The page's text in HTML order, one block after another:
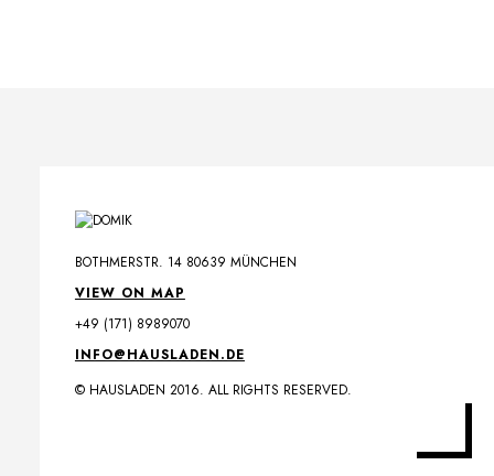
BOTHMERSTR. 14 80639 MÜNCHEN
VIEW ON MAP
+49 (171) 8989070
INFO@HAUSLADEN.DE
© HAUSLADEN 2016. ALL RIGHTS RESERVED.